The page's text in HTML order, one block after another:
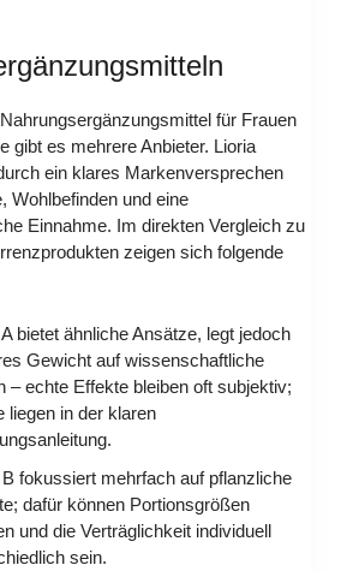
für Frauen
gibt es mehrere Anbieter. Lioria
ein klares Markenversprechen
Wohlbefinden und eine
Einnahme. Im direkten Vergleich zu
zeigen sich folgende
bietet ähnliche Ansätze, legt jedoch
Gewicht auf wissenschaftliche
– echte Effekte bleiben oft subjektiv;
liegen in der klaren
fokussiert mehrfach auf pflanzliche
dafür können Portionsgrößen
und die Verträglichkeit individuell
sein.